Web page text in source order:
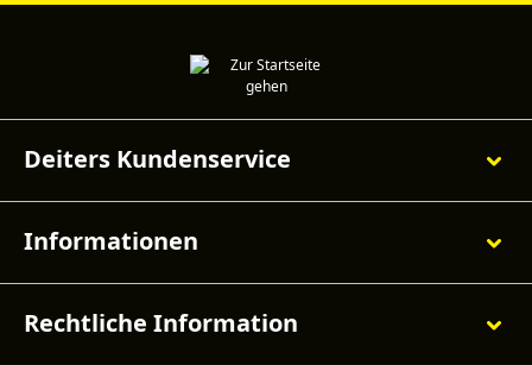
Deiters Kundenservice
Informationen
Rechtliche Information